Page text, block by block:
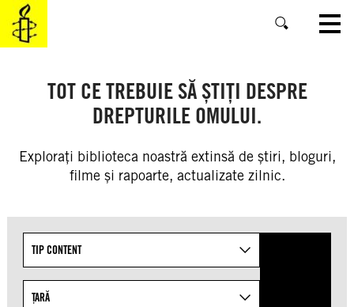
SKIP
MAIN
CONTENT
TOT CE TREBUIE SĂ ȘTIȚI DESPRE
DREPTURILE OMULUI.
Explorați biblioteca noastră extinsă de știri, bloguri,
filme și rapoarte, actualizate zilnic.
search
results
TIP CONTENT
ȚARĂ